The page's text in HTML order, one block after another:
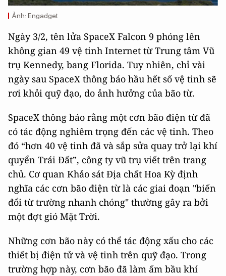
Ảnh: Engadget
Ngày 3/2, tên lửa SpaceX Falcon 9 phóng lên
không gian 49 vệ tinh Internet từ Trung tâm Vũ
trụ Kennedy, bang Florida. Tuy nhiên, chỉ vài
ngày sau SpaceX thông báo hầu hết số vệ tinh sẽ
rơi khỏi quỹ đạo, do ảnh hưởng của bão từ.
SpaceX thông báo rằng một cơn bão điện từ đã
có tác động nghiêm trọng đến các vệ tinh. Theo
đó “hơn 40 vệ tinh đã và sắp sửa quay trở lại khí
quyển Trái Đất”, công ty vũ trụ viết trên trang
chủ. Cơ quan Khảo sát Địa chất Hoa Kỳ định
nghĩa các cơn bão điện từ là các giai đoạn "biến
đổi từ trường nhanh chóng" thường gây ra bởi
một đợt gió Mặt Trời.
Những cơn bão này có thể tác động xấu cho các
thiết bị điện tử và vệ tinh trên quỹ đạo. Trong
trường hợp này, cơn bão đã làm ấm bầu khí